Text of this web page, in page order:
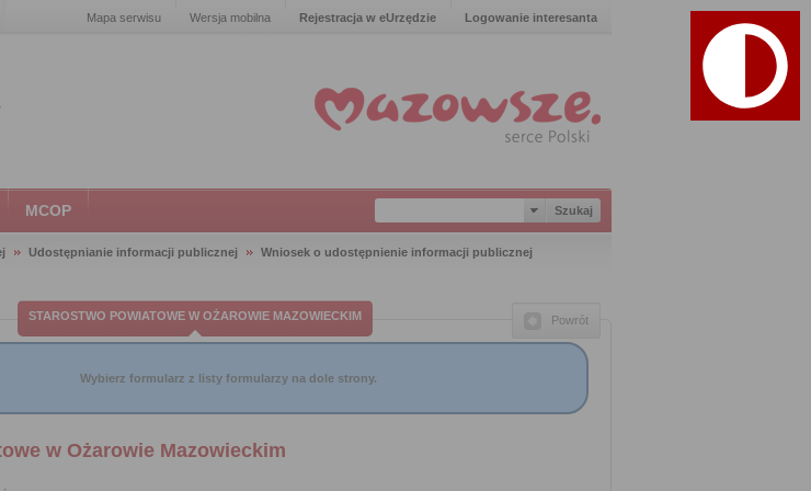
Mapa serwisu Wersja mobilna Rejestracja w eUrzędzie Logowanie interesanta
MCOP
Udostępnianie informacji publicznej
Wniosek o udostępnienie informacji publicznej
STAROSTWO POWIATOWE W OŻAROWIE MAZOWIECKIM Powrót
Wybierz formularz z listy formularzy na dole strony.
w Ożarowie Mazowieckim